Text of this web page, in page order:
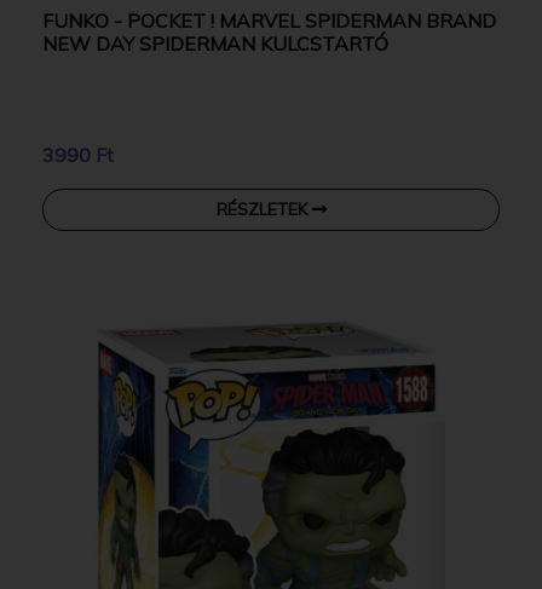
FUNKO - POCKET ! MARVEL SPIDERMAN BRAND
NEW DAY SPIDERMAN KULCSTARTÓ
3990 Ft
RÉSZLETEK